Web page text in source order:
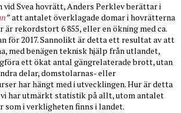
Svea hovrätt, Anders Perklev berättar i
”att antalet överklagade domar i hovrätterna
rekordstort 6 855, eller en ökning med ca.
för 2017. Sannolikt är detta ett resultat av att
med benägen teknisk hjälp från utlandet,
ett ökat antal gängrelaterade brott, utan
delar, domstolarnas- eller
har hängt med i utvecklingen. Hur är detta
har utmärkt statistik på allt, utom antalet
som i verkligheten finns i landet.